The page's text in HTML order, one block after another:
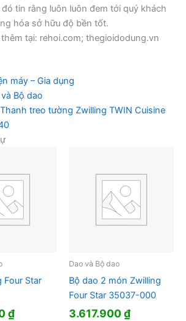
tin rằng luôn luôn đem tới quý khách
hóa sở hữu độ bền tốt.
thêm tại: rehoi.com; thegioidodung.vn
máy – Gia dụng
Bộ dao
Thanh treo tường Zwilling TWIN Cuisine
Four Star
₫
Dao và Bộ dao
Bộ dao 2 món Zwilling
Four Star 35037-000
3.617.900₫